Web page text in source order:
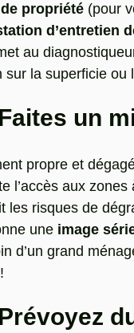
propriété (pour
d’entretien
au
sur la superficie ou
Faites un
propre et
l’accès aux zones
les risques de
une image
d’un grand
Prévoyez